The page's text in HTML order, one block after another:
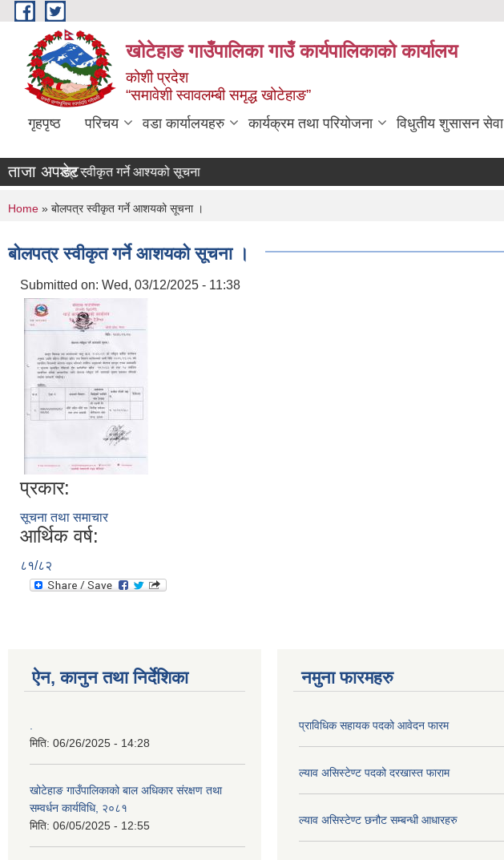
Skip to main content
खोटेहाङ गाउँपालिका गाउँ कार्यपालिकाको कार्यालय
कोशी प्रदेश
“समावेशी स्वावलम्बी समृद्ध खोटेहाङ”
गृहपृष्ठ परिचय वडा कार्यालयहरु कार्यक्रम तथा परियोजना विधुतीय शुसासन सेवा
ताजा अपडेट :
बोलपत्र स्वीकृत गर्ने आश्यको सूचना
You are here
Home » बोलपत्र स्वीकृत गर्ने आशयको सूचना ।
बोलपत्र स्वीकृत गर्ने आशयको सूचना ।
Submitted on: Wed, 03/12/2025 - 11:38
प्रकार:
सूचना तथा समाचार
आर्थिक वर्ष:
८१/८२
ऐन, कानुन तथा निर्देशिका
मिति: 06/26/2025 - 14:28
खोटेहाङ गाउँपालिकाको बाल अधिकार संरक्षण तथा
सम्वर्धन कार्यविधि, २०८१
मिति: 06/05/2025 - 12:55
नमुना फारमहरु
प्राविधिक सहायक पदको आवेदन फारम
ल्याव असिस्टेण्ट पदको दरखास्त फाराम
ल्याव असिस्टेण्ट छनौट सम्बन्धी आधारहरु